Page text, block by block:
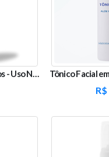
R$